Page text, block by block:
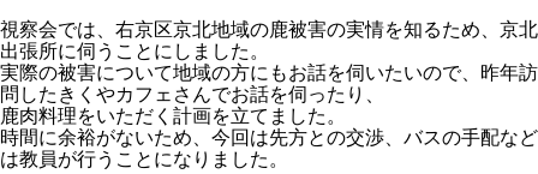
視察会では、右京区京北地域の鹿被害の実情を知るため、京北
出張所に伺うことにしました。
実際の被害について地域の方にもお話を伺いたいので、昨年訪
問したきくやカフェさんでお話を伺ったり、
鹿肉料理をいただく計画を立てました。
時間に余裕がないため、今回は先方との交渉、バスの手配など
は教員が行うことになりました。